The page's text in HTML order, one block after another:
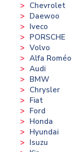
Chevrolet
Daewoo
Iveco
PORSCHE
Volvo
Alfa Roméo
Audi
BMW
Chrysler
Fiat
Ford
Honda
Hyundai
Isuzu